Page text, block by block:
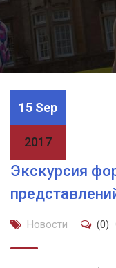
15 Sep
2017
Экскурсия
Новости (0)